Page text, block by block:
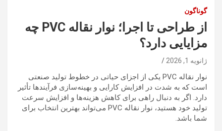
گوناگون
از طراحی تا اجرا؛ نوار نقاله PVC چه
مزایایی دارد؟
ژانویه 1, 2026
نوار نقاله PVC یکی از اجزای حیاتی در خطوط تولید صنعتی
است که به شدت در افزایش کارایی و بهینه‌سازی فرآیندها تأثیر
دارد. اگر به دنبال راهی برای کاهش هزینه‌ها و افزایش سرعت
تولید خود هستید، نوار نقاله PVC می‌تواند بهترین انتخاب برای
شما باشد.